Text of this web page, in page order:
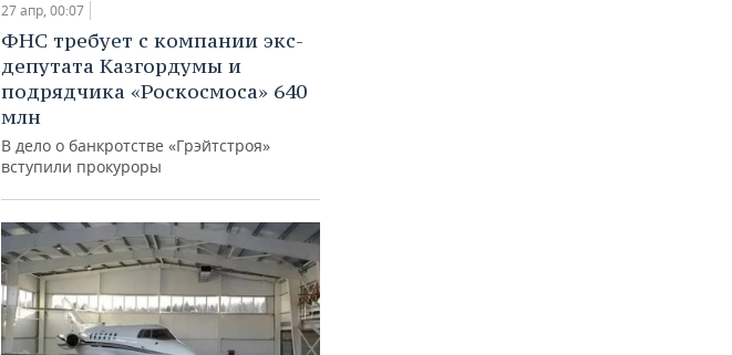
27 апр, 00:07
ФНС требует с компании экс-
депутата Казгордумы и
подрядчика «Роскосмоса» 640
млн
В дело о банкротстве «Грэйтстроя»
вступили прокуроры